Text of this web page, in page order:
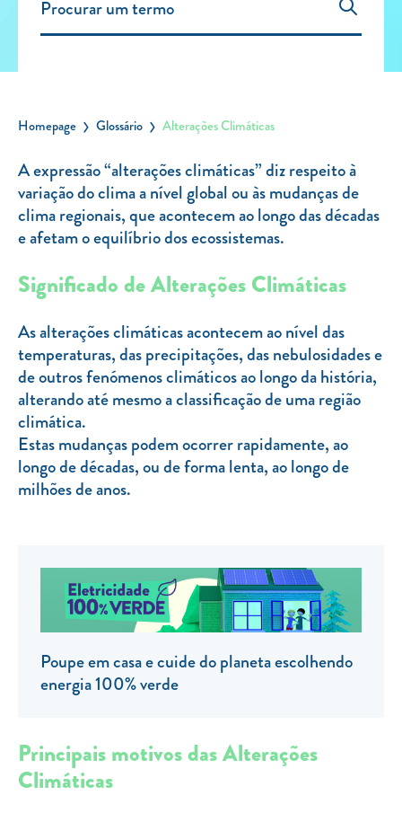
Carregar Fora de Casa
Leituras
Sobre nós
Contactos
FAQ
Blog
Mais informações
SERVIÇOS
ROTULAGEM
JUNTE-SE A NÓS
TARIFA SOCIAL
APP MOBILE
CONTADORES ELÉTRICOS
PRÉMIOS
EFICIÊNCIA ENERGÉTICA
FRAUDE E SEGURANÇA
Preços de referência
Política de privacidade
Livro de reclamações
Homepage Glossário Alterações Climáticas
A expressão “alterações climáticas” diz respeito à
variação do clima a nível global ou às mudanças de
clima regionais, que acontecem ao longo das décadas
e afetam o equilíbrio dos ecossistemas.
Significado de Alterações Climáticas
As alterações climáticas acontecem ao nível das
temperaturas, das precipitações, das nebulosidades e
de outros fenómenos climáticos ao longo da história,
alterando até mesmo a classificação de uma região
climática.
Estas mudanças podem ocorrer rapidamente, ao
longo de décadas, ou de forma lenta, ao longo de
milhões de anos.
Poupe em casa e cuide do planeta escolhendo
energia 100% verde
Principais motivos das Alterações
Climáticas